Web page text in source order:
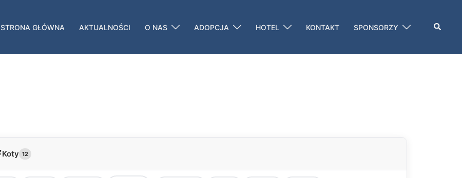
STRONA GŁÓWNA AKTUALNOŚCI O NAS ADOPCJA HOTEL KONTAKT SPONSORZY Szukaj
Koty 12